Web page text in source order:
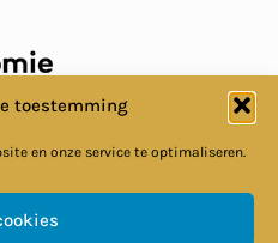
toestemming
en onze service te optimaliseren.